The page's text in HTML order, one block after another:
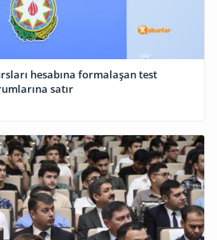
hesabına formalaşan test
satır